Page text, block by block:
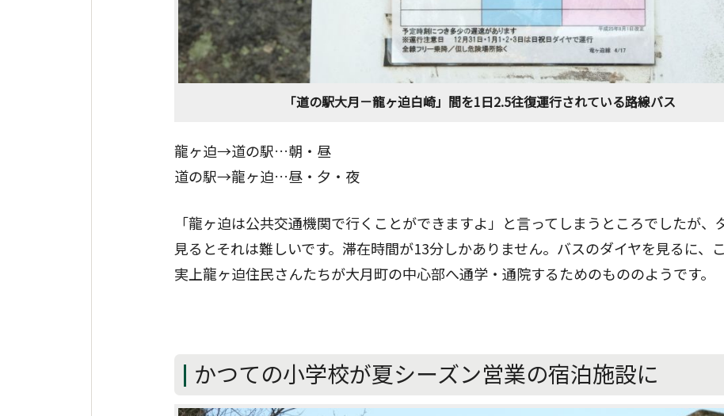
「道の駅大月－龍ヶ迫白崎」間を1日2.5往復運行されている路線バス
龍ヶ迫→道の駅…朝・昼
道の駅→龍ヶ迫…昼・夕・夜
「龍ヶ迫は公共交通機関で行くことができますよ」と言ってしまうところでしたが、
見るとそれは難しいです。滞在時間が13分しかありません。バスのダイヤを見るに、
実上龍ヶ迫住民さんたちが大月町の中心部へ通学・通院するためのもののようです。
かつての小学校が夏シーズン営業の宿泊施設に